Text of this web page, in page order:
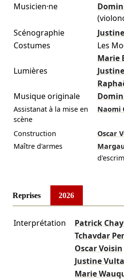
Musicien·ne
Scénographie
Costumes
Les
Marie
Lumières
Musique originale
Assistanat à la mise en
scène
Naomi
Construction Oscar
Maître d'armes
Reprises 2026
Interprétation
Patrick
Tchavdar
Oscar Voisin
Justine
Marie